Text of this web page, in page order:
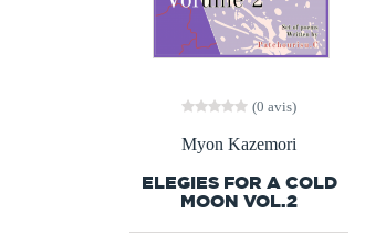
(0 avis)
Myon Kazemori
ELEGIES FOR A COLD
MOON VOL.2